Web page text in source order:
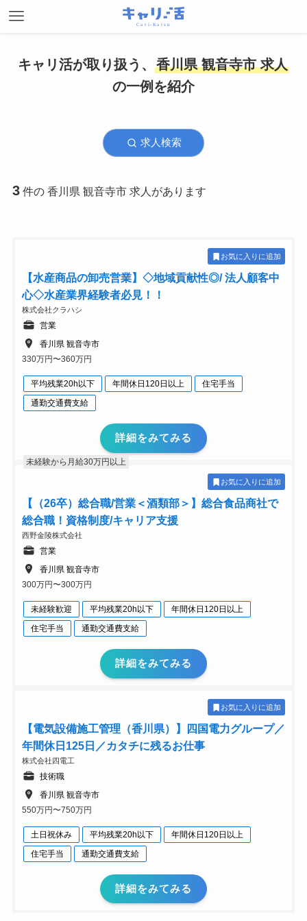
キャリ活が取り扱う、 香川県 観音寺市 求人
の一例を紹介
求人検索
3件の 香川県 観音寺市 求人があります
お気に入りに追加
【水産商品の卸売営業】◇地域貢献性◎/ 法人顧客中
心◇水産業界経験者必見！！
株式会社クラハシ
営業
香川県 観音寺市
330万円〜360万円
平均残業20h以下 年間休日120日以上
住宅手当
通勤交通費支給
詳細をみてみる
未経験から月給30万円以上
お気に入りに追加
【（26卒）総合職/営業＜酒類部＞】総合食品商社で
総合職！資格制度/キャリア支援
西野金陵株式会社
営業
香川県 観音寺市
300万円〜300万円
未経験歓迎 平均残業20h以下
年間休日120日以上
住宅手当
通勤交通費支給
詳細をみてみる
お気に入りに追加
【電気設備施工管理（香川県）】四国電力グループ／
年間休日125日／カタチに残るお仕事
株式会社四電工
技術職
香川県 観音寺市
550万円〜750万円
土日祝休み 平均残業20h以下
年間休日120日以上
住宅手当
通勤交通費支給
詳細をみてみる